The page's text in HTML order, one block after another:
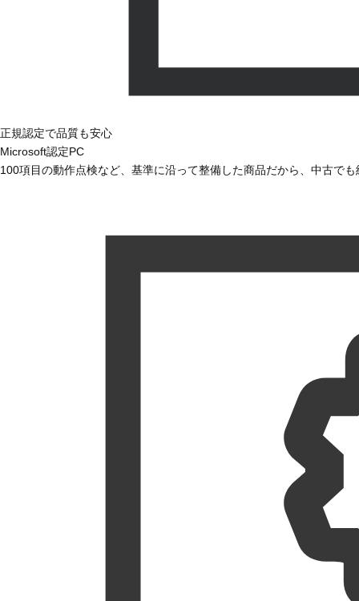
正規認定で品質も安心
Microsoft認定PC
100項目の動作点検など、基準に沿って整備した商品だから、中古で